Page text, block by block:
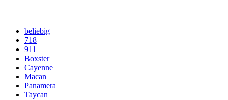
beliebig
718
911
Boxster
Cayenne
Macan
Panamera
Taycan